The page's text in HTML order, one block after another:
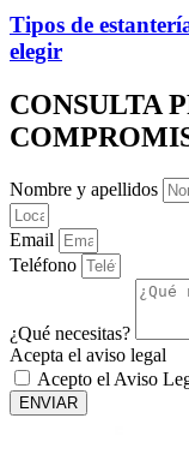
Tipos de
elegir
CONSULTA
Nombre y apellidos
Email
Teléfono
¿Qué necesitas?
Acepta el aviso legal
Acepto el Aviso
ENVIAR